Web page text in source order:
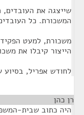
שייצגה את
המשכורת. כל
משכורת, למעט
הייצור קיבלו את
לחודש אפריל, בסיוע
רן כהן
היה כתוב שבית-המשפט